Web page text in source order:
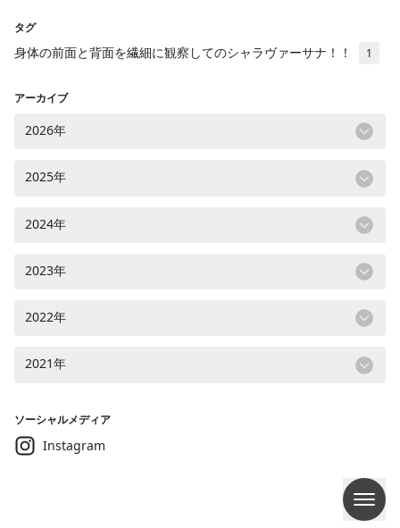
タグ
身体の前面と背面を繊細に観察してのシャラヴァーサナ！！ 1
アーカイブ
2026年
2025年
2024年
2023年
2022年
2021年
ソーシャルメディア
Instagram